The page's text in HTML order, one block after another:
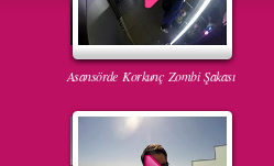
Asansörde Korkunç Zombi Şakası